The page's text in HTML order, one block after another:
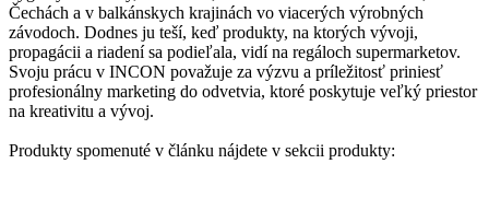
Čechách a v balkánskych krajinách vo viacerých výrobných
závodoch. Dodnes ju teší, keď produkty, na ktorých vývoji,
propagácii a riadení sa podieľala, vidí na regáloch supermarketov.
Svoju prácu v INCON považuje za výzvu a príležitosť priniesť
profesionálny marketing do odvetvia, ktoré poskytuje veľký priestor
na kreativitu a vývoj.
Produkty spomenuté v článku nájdete v sekcii produkty: